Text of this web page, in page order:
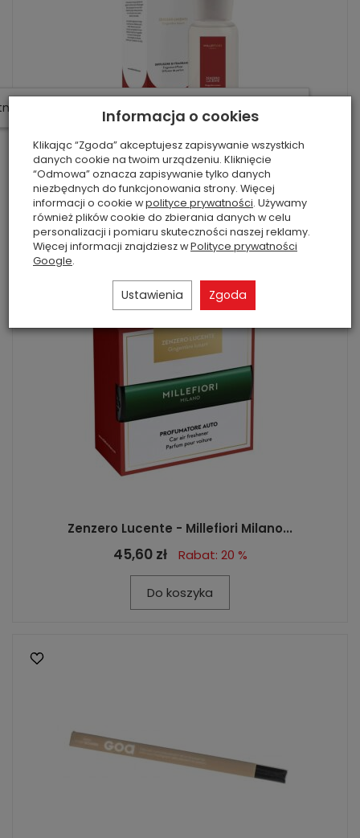
Zenzero Lucente - Millefiori Milano...
111,20 zł Rabat: 20 %
Do koszyka
Zenzero Lucente - Millefiori Milano...
45,60 zł Rabat: 20 %
Do koszyka
W ostatnich 7 dniach produktem interesują się
Informacja o cookies
Klikając “Zgoda” akceptujesz zapisywanie wszystkich
danych cookie na twoim urządzeniu. Kliknięcie
“Odmowa” oznacza zapisywanie tylko danych
niezbędnych do funkcjonowania strony. Więcej
informacji o cookie wpolityce prywatności. Używamy
również plików cookie do zbierania danych w celu
personalizacji i pomiaru skuteczności naszej reklamy.
Więcej informacji znajdziesz wPolityce prywatności
Google.
Ustawienia Zgoda